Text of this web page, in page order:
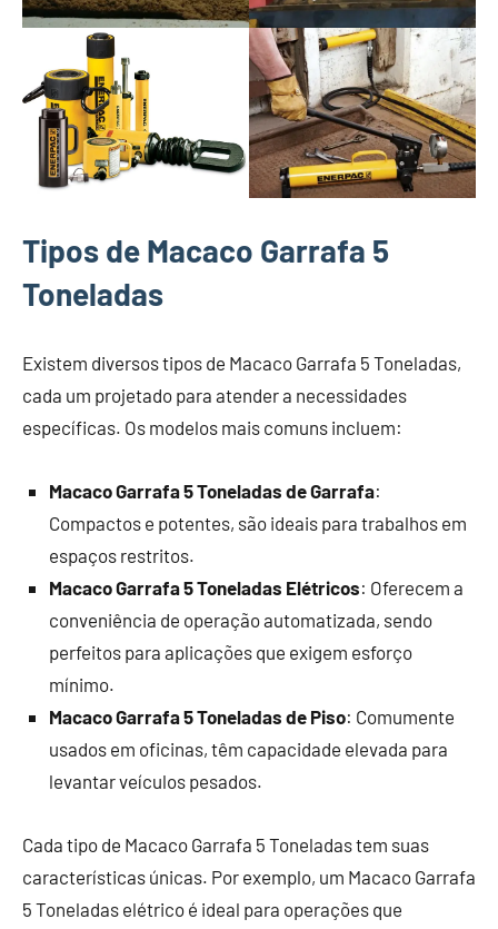
Tipos de Macaco Garrafa 5
Toneladas
Existem diversos tipos de Macaco Garrafa 5 Toneladas,
cada um projetado para atender a necessidades
específicas. Os modelos mais comuns incluem:
Macaco Garrafa 5 Toneladas de Garrafa:
Compactos e potentes, são ideais para trabalhos em
espaços restritos.
Macaco Garrafa 5 Toneladas Elétricos: Oferecem a
conveniência de operação automatizada, sendo
perfeitos para aplicações que exigem esforço
mínimo.
Macaco Garrafa 5 Toneladas de Piso: Comumente
usados em oficinas, têm capacidade elevada para
levantar veículos pesados.
Cada tipo de Macaco Garrafa 5 Toneladas tem suas
características únicas. Por exemplo, um Macaco Garrafa
5 Toneladas elétrico é ideal para operações que